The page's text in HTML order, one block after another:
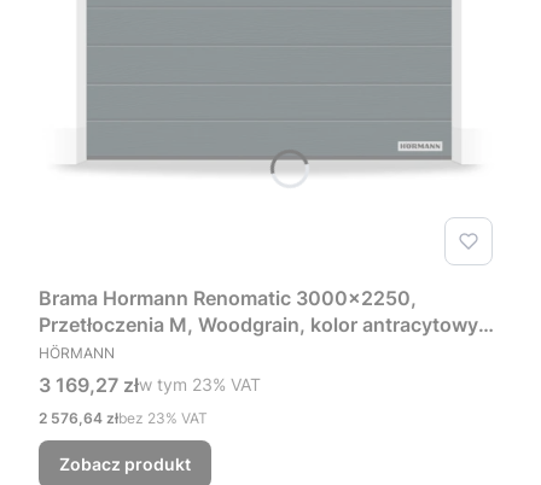
Brama Hormann Renomatic 3000x2250,
Przetłoczenia M, Woodgrain, kolor antracytowy
RAL 7016 + Prowadzenie Z
PRODUCENT
HÖRMANN
Cena brutto
3 169,27 złw tym %s VAT
w tym 23% VAT
Cena netto
2 576,64 złbez 23% VAT
Zobacz produkt